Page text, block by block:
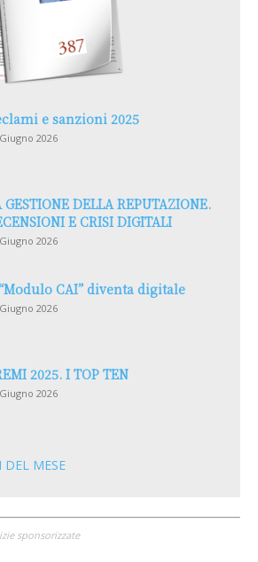
e sanzioni 2025
2026
GESTIONE DELLA REPUTAZIONE.
E CRISI DIGITALI
2026
CAI” diventa digitale
2026
2025. I TOP TEN
2026
DEL MESE
sponsorizzate